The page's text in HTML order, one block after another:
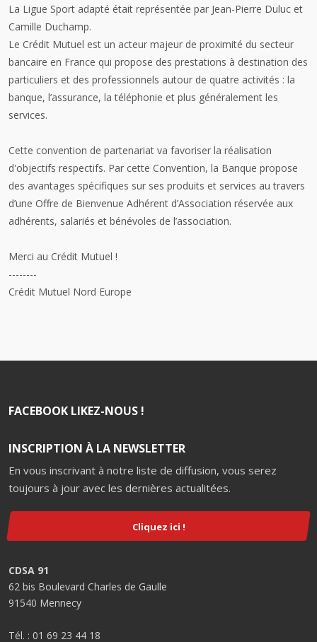
La Ligue Sport adapté était représentée par Jean-Pierre Duluc et
Camille Duchamp.
Le Crédit Mutuel est un acteur majeur de proximité du secteur
bancaire en France qui propose des prestations à destination des
particuliers et des professionnels autour de quatre activités : la
banque, l’assurance, la téléphonie et plus généralement les
services.
Cette convention de partenariat va favoriser la réalisation
d'objectifs respectifs. Par cette Convention, la Banque propose
des avantages spécifiques sur ses produits et services au travers
d’une Offre de Bienvenue Adhérent d’Association réservée aux
adhérents, salariés et bénévoles de l’association.
Merci au Crédit Mutuel !
--------
Crédit Mutuel Nord Europe
FACEBOOK LIKEZ-NOUS !
INSCRIPTION À LA NEWSLETTER
En vous inscrivant à notre liste de diffusion, vous serez
toujours à jour avec les dernières actualitées.
Cliquez ici !
CDSA 91
62 bis Boulevard Charles de Gaulle
91540 Mennecy
Tél. : 01 69 23 44 18